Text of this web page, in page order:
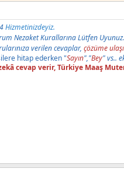
Hizmetinizdeyiz.
Nezaket Kurallarına Lütfen Uyunuz.
verilen cevaplar, çözüme
hitap ederken "Sayın","Bey" vs..
cevap verir, Türkiye Maaş